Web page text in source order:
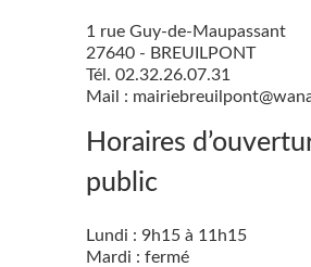
1 rue Guy-de-Maupassant
27640 - BREUILPONT
Tél. 02.32.26.07.31
Mail :
Horaires
public
Lundi : 9h15 à 11h15
Mardi : fermé